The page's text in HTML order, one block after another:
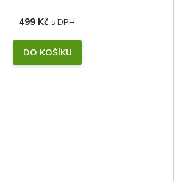
499 Kč
DO KOŠÍKU